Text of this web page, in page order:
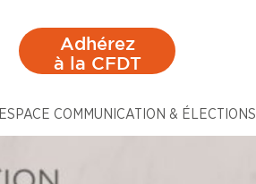
Adhérez
à la CFDT
ESPACE COMMUNICATION & ÉLECTIONS